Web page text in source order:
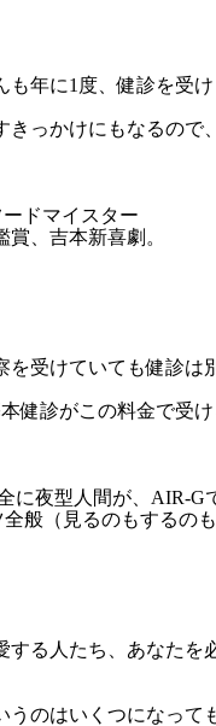
年に1度、健診を受け
っかけにもなるので
ドマイスター
、吉本新喜劇。
受けていても健診は
健診がこの料金で受け
夜型人間が、AIR-
般（見るのもするのも
る人たち、あなた
のはいくつになっ